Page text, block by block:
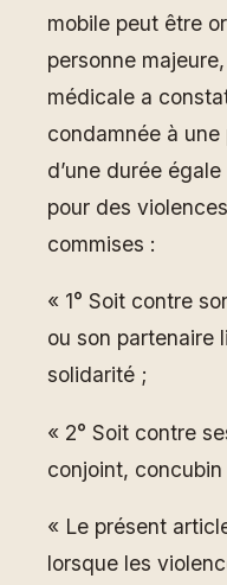
mobile peut être
personne
médicale a
condamnée à
d’une durée
pour des
commises :
« 1° Soit contre
ou son partenaire
solidarité ;
« 2° Soit contre
conjoint,
« Le présent
lorsque les